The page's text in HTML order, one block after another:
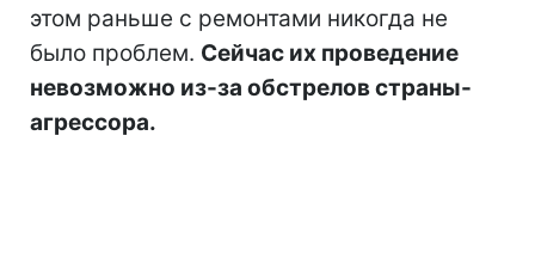
этом раньше с ремонтами никогда не
было проблем. Сейчас их проведение
невозможно из-за обстрелов страны-
агрессора.